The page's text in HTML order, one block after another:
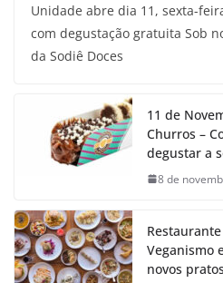
Unidade abre dia 11, sexta-
com degustação gratuita Sob
da Sodiê Doces
11 de
Churros –
degustar a
8 de
Veganismo
novos